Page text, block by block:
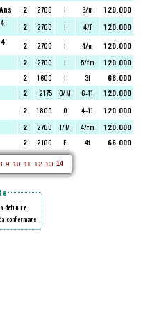
2 2700 I 3/m
120.000
2 2700 I 4/f
120.000
2 2700 I 4/m
120.000
2 2700 I 5/fm
120.000
2 1600 I 3f
66.000
2 2175 O/M 6-11
120.000
2 1800 O 4-11
120.000
2 2700 I/M 4/fm
120.000
2 2100 E 4f 66.000
9 10 11 12 13 14
definire
confermare